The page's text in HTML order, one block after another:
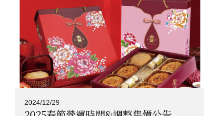
2024/12/29